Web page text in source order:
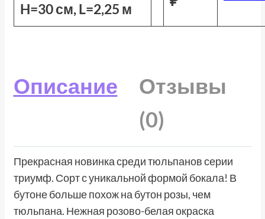
H=30 см, L=2,25 м
Описание
Отзывы
(0)
Прекрасная новинка среди тюльпанов серии
триумф. Сорт с уникальной формой бокала! В
бутоне больше похож на бутон розы, чем
тюльпана. Нежная розово-белая окраска